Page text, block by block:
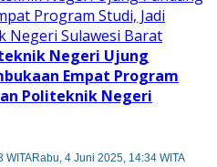
Negeri Ujung
Empat Program
Politeknik Negeri
WITARabu, 4 Juni 2025, 14:34 WITA